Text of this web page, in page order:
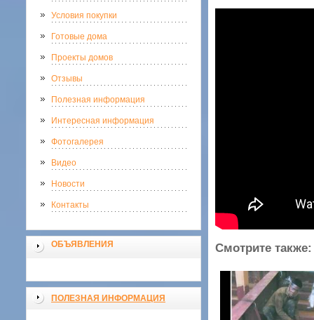
Условия покупки
Готовые дома
Проекты домов
Отзывы
Полезная информация
Интересная информация
Фотогалерея
Видео
Новости
Контакты
ОБЪЯВЛЕНИЯ
ПОЛЕЗНАЯ ИНФОРМАЦИЯ
Смотрите также: